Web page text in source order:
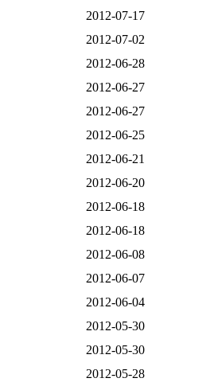
2012-07-17
2012-07-02
2012-06-28
2012-06-27
2012-06-27
2012-06-25
2012-06-21
2012-06-20
2012-06-18
2012-06-18
2012-06-08
2012-06-07
2012-06-04
2012-05-30
2012-05-30
2012-05-28